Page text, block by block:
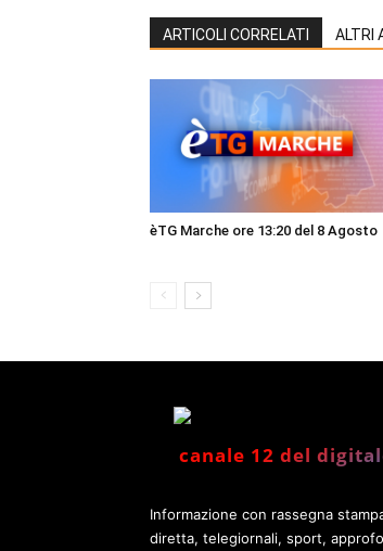
ARTICOLI CORRELATI ALTRI
èTG Marche ore 13:20 del 8 Agosto
canale 12 del
Informazione con rassegna
diretta, telegiornali, sport,